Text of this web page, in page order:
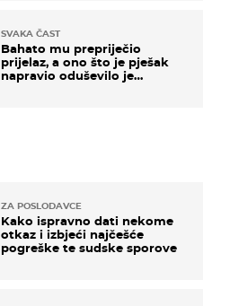
SVAKA ČAST
Bahato mu prepriječio
prijelaz, a ono što je pješak
napravio oduševilo je
ZA POSLODAVCE
Kako ispravno dati nekome
otkaz i izbjeći najčešće
pogreške te sudske sporove